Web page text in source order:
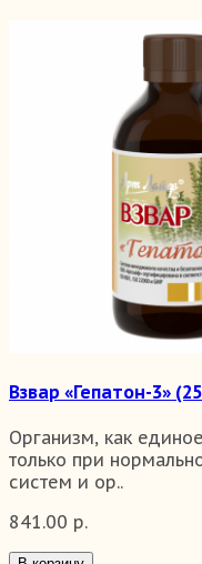
Взвар «Гепатон-3»
Организм, как
только при
систем и ор..
841.00 р.